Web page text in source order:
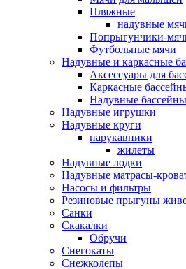
Пляжные
надувные
Попрыгунчики-
Футбольные мячи
Надувные и каркасные
Аксессуары для
Каркасные
Надувные бассейны
Надувные игрушки
Надувные круги
нарукавники
жилеты
Надувные лодки
Надувные матрасы-
Насосы и фильтры
Резиновые прыгуны
Санки
Скакалки
Обручи
Снегокаты
Снежколепы